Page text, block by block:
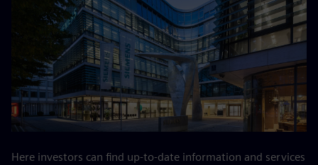
Here investors can find up-to-date information and services